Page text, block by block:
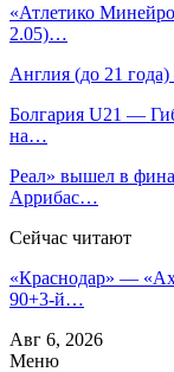
«Атлетико
2.05)…
Англия (до 21
Болгария U21 —
на…
Реал» вышел в
Аррибас…
Сейчас читают
«Краснодар» —
90+3‑й…
Авг 6, 2026
Меню